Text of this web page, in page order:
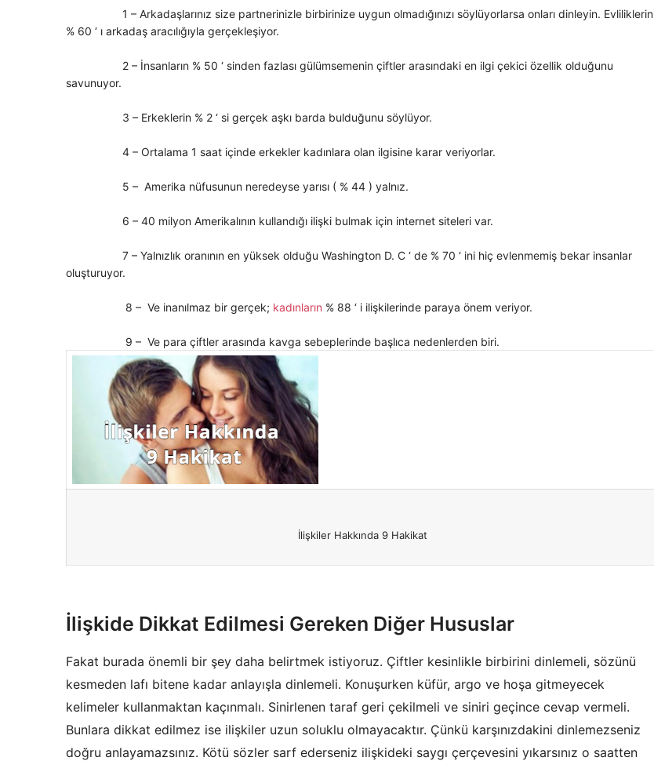
1 – Arkadaşlarınız size partnerinizle birbirinize uygun olmadığınızı söylüyorlarsa onları dinleyin. Evliliklerin
% 60 ‘ ı arkadaş aracılığıyla gerçekleşiyor.
2 – İnsanların % 50 ‘ sinden fazlası gülümsemenin çiftler arasındaki en ilgi çekici özellik olduğunu
savunuyor.
3 – Erkeklerin % 2 ‘ si gerçek aşkı barda bulduğunu söylüyor.
4 – Ortalama 1 saat içinde erkekler kadınlara olan ilgisine karar veriyorlar.
5 – Amerika nüfusunun neredeyse yarısı ( % 44 ) yalnız.
6 – 40 milyon Amerikalının kullandığı ilişki bulmak için internet siteleri var.
7 – Yalnızlık oranının en yüksek olduğu Washington D. C ‘ de % 70 ‘ ini hiç evlenmemiş bekar insanlar
oluşturuyor.
8 – Ve inanılmaz bir gerçek; kadınların % 88 ‘ i ilişkilerinde paraya önem veriyor.
9 – Ve para çiftler arasında kavga sebeplerinde başlıca nedenlerden biri.
İlişkiler Hakkında 9 Hakikat
İlişkide Dikkat Edilmesi Gereken Diğer Hususlar
Fakat burada önemli bir şey daha belirtmek istiyoruz. Çiftler kesinlikle birbirini dinlemeli, sözünü
kesmeden lafı bitene kadar anlayışla dinlemeli. Konuşurken küfür, argo ve hoşa gitmeyecek
kelimeler kullanmaktan kaçınmalı. Sinirlenen taraf geri çekilmeli ve siniri geçince cevap vermeli.
Bunlara dikkat edilmez ise ilişkiler uzun soluklu olmayacaktır. Çünkü karşınızdakini dinlemezseniz
doğru anlayamazsınız. Kötü sözler sarf ederseniz ilişkideki saygı çerçevesini yıkarsınız o saatten